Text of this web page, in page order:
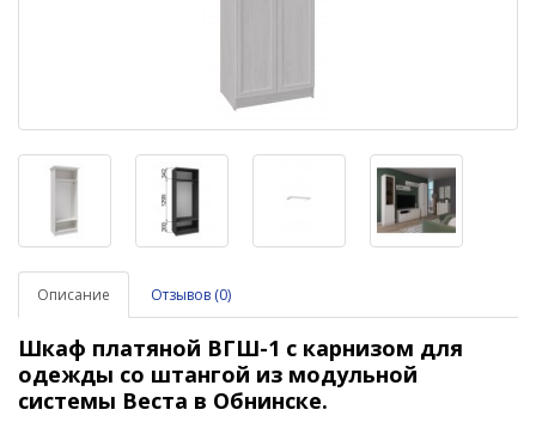
Описание Отзывов (0)
Шкаф платяной ВГШ-1 с карнизом для
одежды со штангой из модульной
системы Веста в Обнинске.